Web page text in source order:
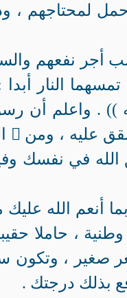
لمحتاجهم ،
أجر نفعهم
)) . واعلم أن

في نفسك
أنعم الله
، حاملا
صغير ، وتكون
بذلك درجتك .